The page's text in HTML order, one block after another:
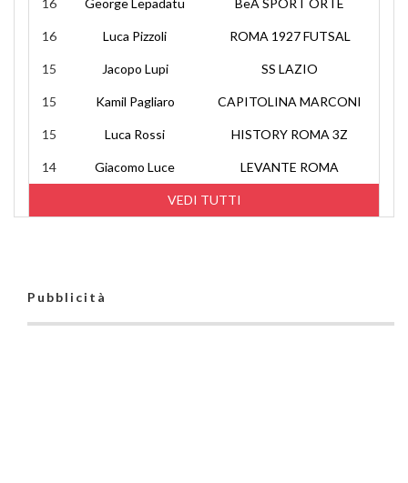
VEDI TUTTI
16 George Lepadatu BeA SPORT ORTE
16 Luca Pizzoli ROMA 1927 FUTSAL
15 Jacopo Lupi SS LAZIO
15 Kamil Pagliaro CAPITOLINA MARCONI
15 Luca Rossi HISTORY ROMA 3Z
14 Giacomo Luce LEVANTE ROMA
Pubblicità